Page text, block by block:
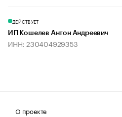
ДЕЙСТВУЕТ
ИП Кошелев Антон Андреевич
ИНН: 230404929353
О проекте